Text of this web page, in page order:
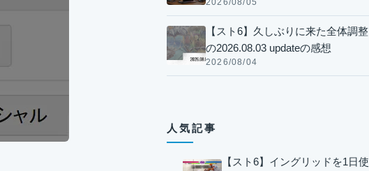
2026/08/05
【スト6】久しぶりに来た全体調整
の2026.08.03 updateの感想
2026/08/04
人気記事
【スト6】イングリッドを1日使